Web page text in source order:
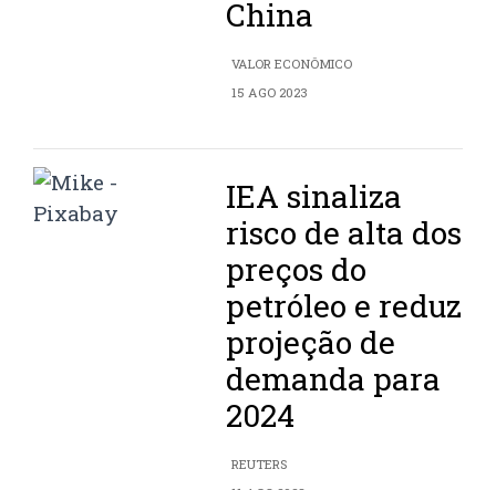
China
VALOR ECONÔMICO
15 AGO 2023
IEA sinaliza
risco de alta dos
preços do
petróleo e reduz
projeção de
demanda para
2024
REUTERS